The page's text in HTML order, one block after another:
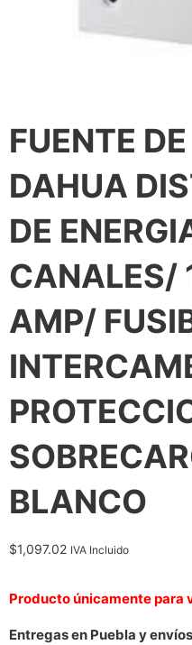
FUENTE
DAHUA
DE
CANALES/
AMP/
BLANCO
$1,097.02 IVA Incluido
Producto únicamente para
Entregas en Puebla y